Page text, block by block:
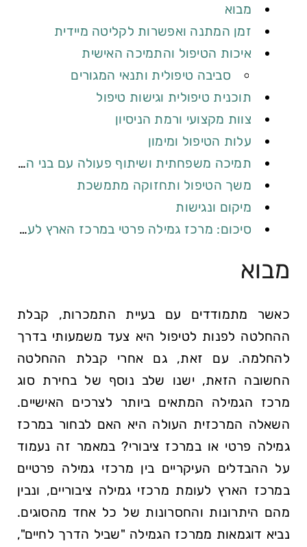
מבוא
זמן המתנה ואפשרות לקליטה מיידית
איכות הטיפול והתמיכה האישית
סביבה טיפולית ותנאי המגורים
תוכנית טיפולית וגישות טיפול
צוות מקצועי ורמת הניסיון
עלות הטיפול ומימון
תמיכה משפחתית ושיתוף פעולה עם בני המשפחה
משך הטיפול ותחזוקה מתמשכת
מיקום ונגישות
סיכום: מרכז גמילה פרטי במרכז הארץ לעומת מרכז ציבורי
מבוא
כאשר מתמודדים עם בעיית התמכרות, קבלת
ההחלטה לפנות לטיפול היא צעד משמעותי בדרך
להחלמה. עם זאת, גם אחרי קבלת ההחלטה
החשובה הזאת, ישנו שלב נוסף של בחירת סוג
מרכז הגמילה המתאים ביותר לצרכים האישיים.
השאלה המרכזית העולה היא האם לבחור במרכז
גמילה פרטי או במרכז ציבורי? במאמר זה נעמוד
על ההבדלים העיקריים בין מרכזי גמילה פרטיים
במרכז הארץ לעומת מרכזי גמילה ציבוריים, ונבין
מהם היתרונות והחסרונות של כל אחד מהסוגים.
נביא דוגמאות ממרכז הגמילה "שביל הדרך לחיים",